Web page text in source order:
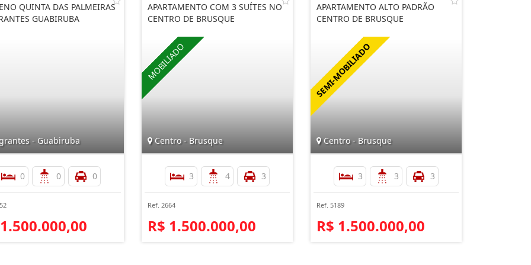
QUINTA DAS PALMEIRAS
GUABIRUBA
- Guabiruba
0 0 0
APARTAMENTO COM 3 SUÍTES NO
CENTRO DE BRUSQUE
Centro - Brusque
3 4 3
Ref. 2664
R$ 1.500.000,00
APARTAMENTO ALTO PADRÃO
CENTRO DE BRUSQUE
Centro - Brusque
3 3 3
Ref. 5189
R$ 1.500.000,00